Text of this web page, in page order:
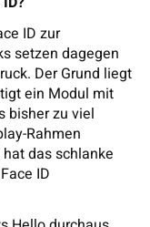
ID zur
setzen dagegen
Der Grund liegt
ein Modul mit
bisher zu viel
Rahmen
das schlanke
ID